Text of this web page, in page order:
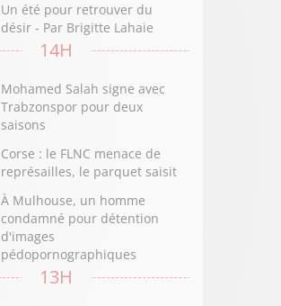
Un été pour retrouver du
désir - Par Brigitte Lahaie
14H
Mohamed Salah signe avec
Trabzonspor pour deux
saisons
Corse : le FLNC menace de
représailles, le parquet saisit
À Mulhouse, un homme
condamné pour détention
d'images
pédopornographiques
13H